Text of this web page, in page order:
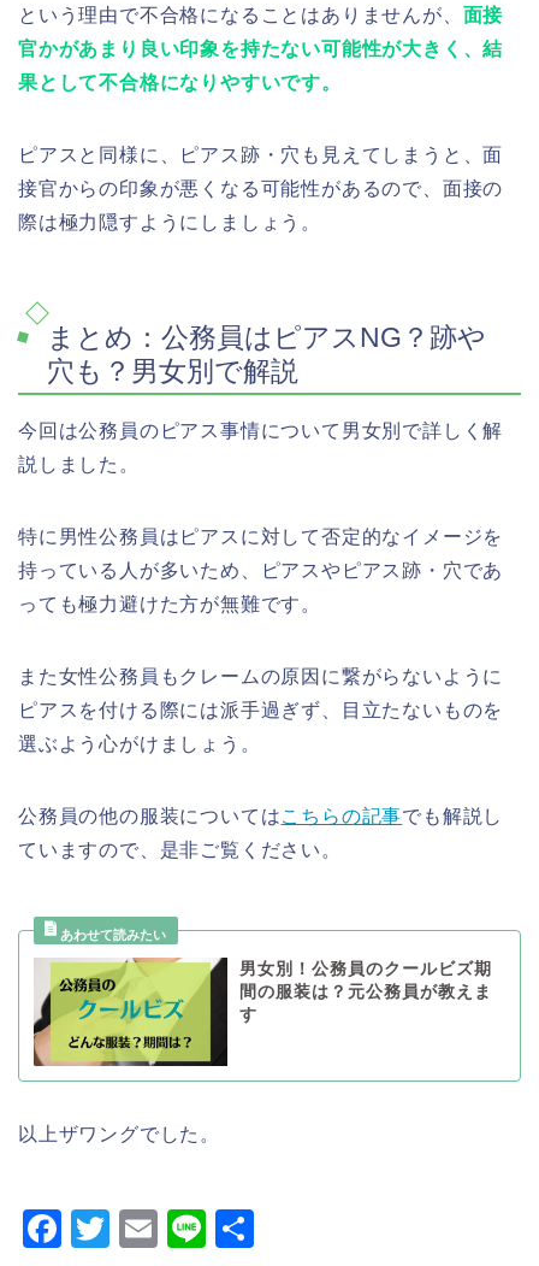
という理由で不合格になることはありませんが、 面接
官かがあまり良い印象を持たない可能性が大きく、結
果として不合格になりやすいです。
ピアスと同様に、ピアス跡・穴も見えてしまうと、面
接官からの印象が悪くなる可能性があるので、面接の
際は極力隠すようにしましょう。
まとめ：公務員はピアスNG？跡や
穴も？男女別で解説
今回は公務員のピアス事情について男女別で詳しく解
説しました。
特に男性公務員はピアスに対して否定的なイメージを
持っている人が多いため、ピアスやピアス跡・穴であ
っても極力避けた方が無難です。
また女性公務員もクレームの原因に繋がらないように
ピアスを付ける際には派手過ぎず、目立たないものを
選ぶよう心がけましょう。
公務員の他の服装についてはこちらの記事でも解説し
ていますので、是非ご覧ください。
男女別！公務員のクールビズ期
間の服装は？元公務員が教えま
す
以上ザワングでした。
F
T
E
Li